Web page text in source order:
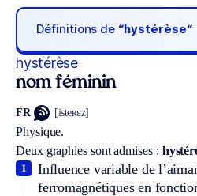
Définitions de “hystérèse“
hystérèse
nom féminin
FR [isteʀɛz]
Physique.
Deux graphies sont admises :
Influence variable de
ferromagnétiques en
1